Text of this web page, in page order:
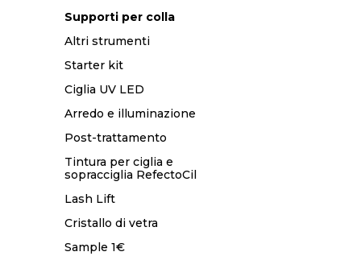
Supporti per colla
Altri strumenti
Starter kit
Ciglia UV LED
Arredo e illuminazione
Post-trattamento
Tintura per ciglia e
sopracciglia RefectoCil
Lash Lift
Cristallo di vetra
Sample 1€